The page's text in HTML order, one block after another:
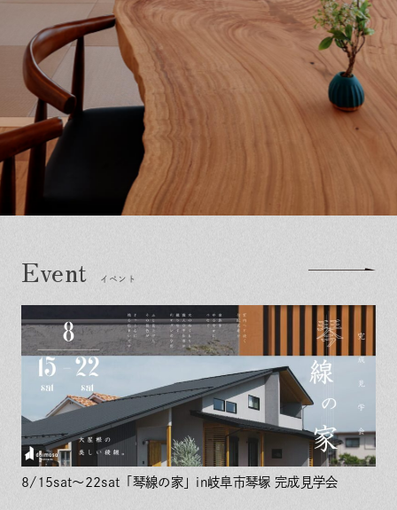
イベント
8/15sat～22sat「琴線の家」in岐阜市琴塚 完成見学会
In
st
ag
ra
m
Fa
ce
bo
ok
LI
N
E
Event Contact